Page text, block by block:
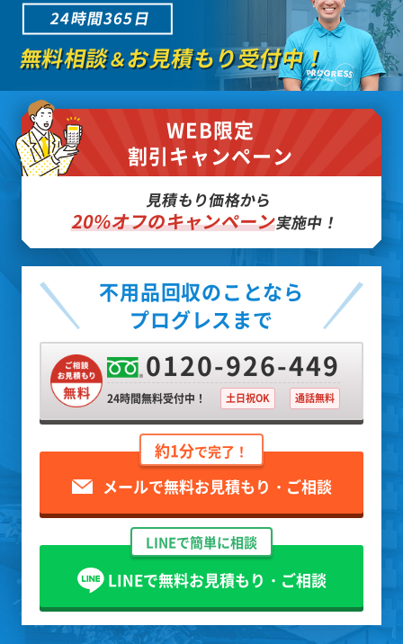
24時間365日
無料相談＆お見積もり受付中！
WEB限定
割引キャンペーン
見積もり価格から
20%オフのキャンペーン実施中！
不用品回収のことなら
プログレスまで
0120-926-449
24時間無料受付中！ 土日祝OK 通話無料
約1分で完了！
メールで無料お見積もり・ご相談
LINEで簡単に相談
LINEで無料お見積もり・ご相談